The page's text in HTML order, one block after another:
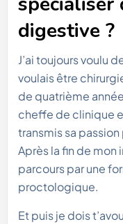
digestive ?
J’ai toujours voulu
voulais être
de quatrième
cheffe de clinique
transmis sa
Après la fin de mon
parcours par une
proctologique.
Et puis je dois